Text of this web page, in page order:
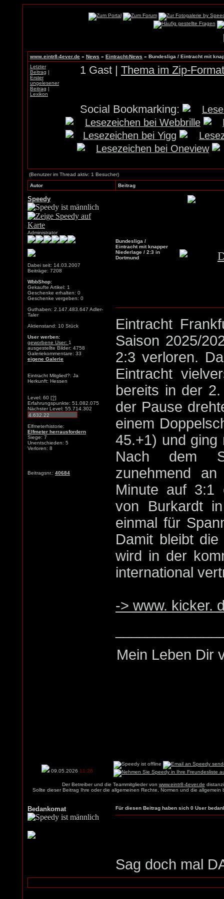
www.eintr8-4ever.de » News » Eintracht-News » Bundesliga / Eintracht mit
Letzter
Beitrag |
Erster
ungelesener
Beitrag |
Lexikon
1 Gast | Thema im Zip-
Social Bookmarking:
(Benutzer im Thread aktiv: 1 Besucher)
Autor
Beitrag
Speedy
Administrator
Dabei seit: 14.03.2007
Beiträge: 7208
WbbShop:
Gekaufte Artikel: 1
Geschenke erhalten: 0
Geschenke vergeben: 0
Guthaben: 2.147.483.647 Adler-
Taler
Aktienstand: 10 Stück
User werben:
geworbene User: 1
ausgestellte Bilder: 4758
Galeriekommentare: 33
eigene Galerie
Eintracht Mitglied?: Ja
Herkunft: Hessen
Level: 60 [?]
Erfahrungspunkte: 51.082.075
Nächster Level: 55.714.302
Elfmeterhistorie:
Elfmeter herrausfordern
Siege: 7
Unentschieden: 5
Verloren: 8
Beitragsnr.: 40684
Bundesliga /
Eintracht mit knapper
Niederlage / 2:3 in
Dortmund
Eintracht
Saison 2025/
2:3 verloren.
Eintracht
bereits in der
der Pause
einem
45.+1) und ging
Nach dem
zunehmend
Minute auf 3:1
von Burkardt
einmal für
Damit bleibt
wird in der
international
-> www. kicker.
Mein Leben Dir
09.05.2026 11:26
Der Betreiber und die Teammitglieder von www.eintr8-4ever.de
Sollte dieser Beitrag Ihre oder die allgemeinen Rechte, Normen und die
Bedankomat Für diesen Beitrag haben sich 0 User
Sag doch mal